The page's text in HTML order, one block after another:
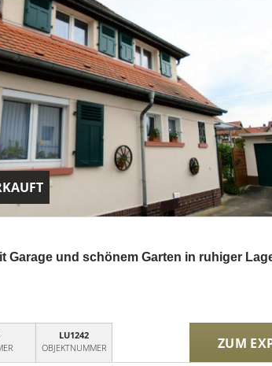
Garage und schönem Garten in ruhiger
LU1242
OBJEKTNUMMER
ZUM